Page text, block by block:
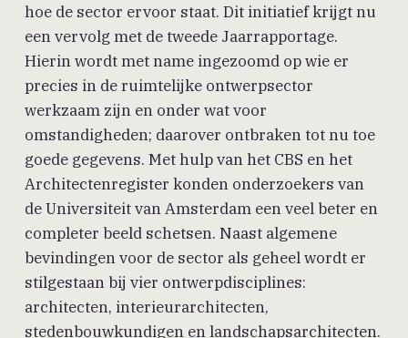
hoe de sector ervoor staat. Dit initiatief krijgt nu
een vervolg met de tweede Jaarrapportage.
Hierin wordt met name ingezoomd op wie er
precies in de ruimtelijke ontwerpsector
werkzaam zijn en onder wat voor
omstandigheden; daarover ontbraken tot nu toe
goede gegevens. Met hulp van het CBS en het
Architectenregister konden onderzoekers van
de Universiteit van Amsterdam een veel beter en
completer beeld schetsen. Naast algemene
bevindingen voor de sector als geheel wordt er
stilgestaan bij vier ontwerpdisciplines:
architecten, interieurarchitecten,
stedenbouwkundigen en landschapsarchitecten.